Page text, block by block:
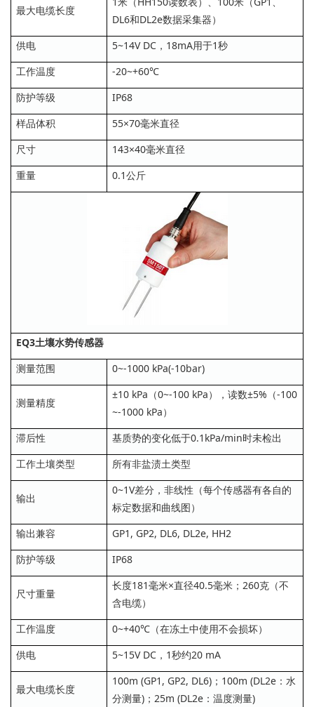
最大电缆长度
DL6和DL2e数据采集器）
供电
5~14V DC，18mA用于1秒
工作温度
-20~+60℃
防护等级
IP68
样品体积
55×70毫米直径
尺寸
143×40毫米直径
重量
0.1公斤
EQ3土壤水势传感器
测量范围
0~-1000 kPa(‐10bar)
测量精度
±10 kPa（0~-100 kPa），读数±5%（-100
~-1000 kPa）
滞后性
基质势的变化低于0.1kPa/min时未检出
工作土壤类型
所有非盐渍土类型
输出
0~1V差分，非线性（每个传感器有各自的
标定数据和曲线图）
输出兼容
GP1, GP2, DL6, DL2e, HH2
防护等级
IP68
尺寸重量
长度181毫米×直径40.5毫米；260克（不
含电缆）
工作温度
0~+40℃（在冻土中使用不会损坏）
供电
5~15V DC，1秒约20 mA
最大电缆长度
100m (GP1, GP2, DL6)；100m (DL2e：水
分测量)；25m (DL2e：温度测量)